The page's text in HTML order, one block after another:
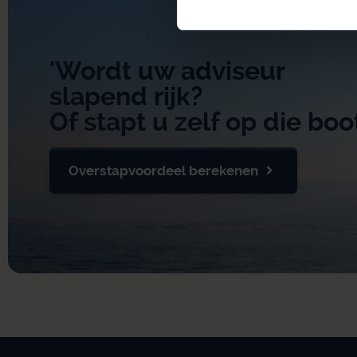
'Wordt uw adviseur
slapend rijk?
Of stapt u zelf op die
Overstapvoordeel berekenen